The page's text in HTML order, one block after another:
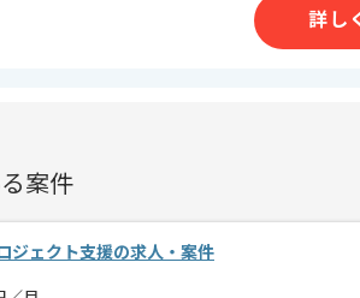
レバテックでの実績がある企業の案件で
PLの経験を活かすことができます。
詳し
案件
ジェクト支援の求人・案件